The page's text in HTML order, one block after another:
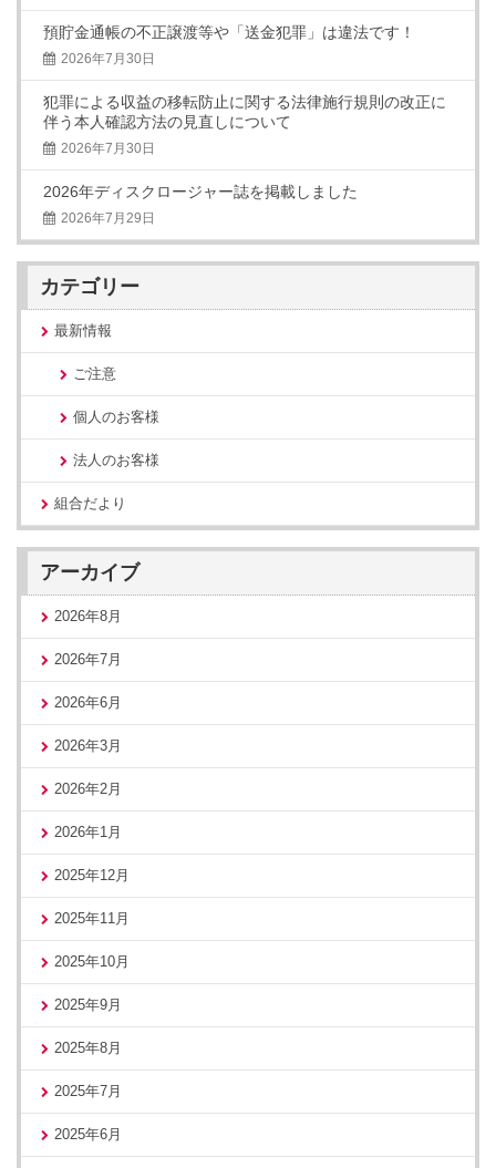
預貯金通帳の不正譲渡等や「送金犯罪」は違法です！
2026年7月30日
犯罪による収益の移転防止に関する法律施行規則の改正に
伴う本人確認方法の見直しについて
2026年7月30日
2026年ディスクロージャー誌を掲載しました
2026年7月29日
カテゴリー
最新情報
ご注意
個人のお客様
法人のお客様
組合だより
アーカイブ
2026年8月
2026年7月
2026年6月
2026年3月
2026年2月
2026年1月
2025年12月
2025年11月
2025年10月
2025年9月
2025年8月
2025年7月
2025年6月